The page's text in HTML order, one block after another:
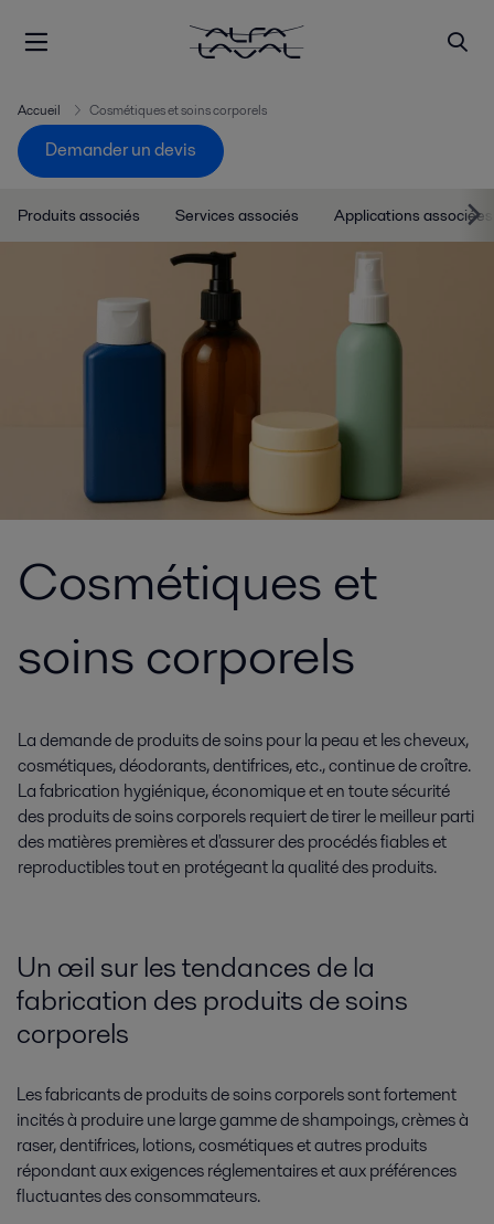
Accueil Cosmétiques et soins corporels
Demander un devis
Produits associés Services associés Applications associées
Cosmétiques et
soins corporels
La demande de produits de soins pour la peau et les cheveux,
cosmétiques, déodorants, dentifrices, etc., continue de croître.
La fabrication hygiénique, économique et en toute sécurité
des produits de soins corporels requiert de tirer le meilleur parti
des matières premières et d'assurer des procédés fiables et
reproductibles tout en protégeant la qualité des produits.
Un œil sur les tendances de la
fabrication des produits de soins
corporels
Les fabricants de produits de soins corporels sont fortement
incités à produire une large gamme de shampoings, crèmes à
raser, dentifrices, lotions, cosmétiques et autres produits
répondant aux exigences réglementaires et aux préférences
fluctuantes des consommateurs.